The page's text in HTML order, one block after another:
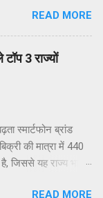
में किया जाएगा। इस
में गोयल इंस्टीटयूशन के
बताया कि
बजे होने वाला गोयल
जन्म शताब्दी
रामजी लाल अग्रवाल
आलोक जैन ने बताया
READ MORE
3 राज्यों
स्मार्टफोन ब्रांड
की मात्रा में 440
जिससे यह राज्य भारत
READ MORE